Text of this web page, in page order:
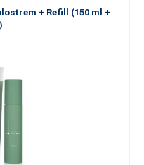
+ Refill (150 ml +